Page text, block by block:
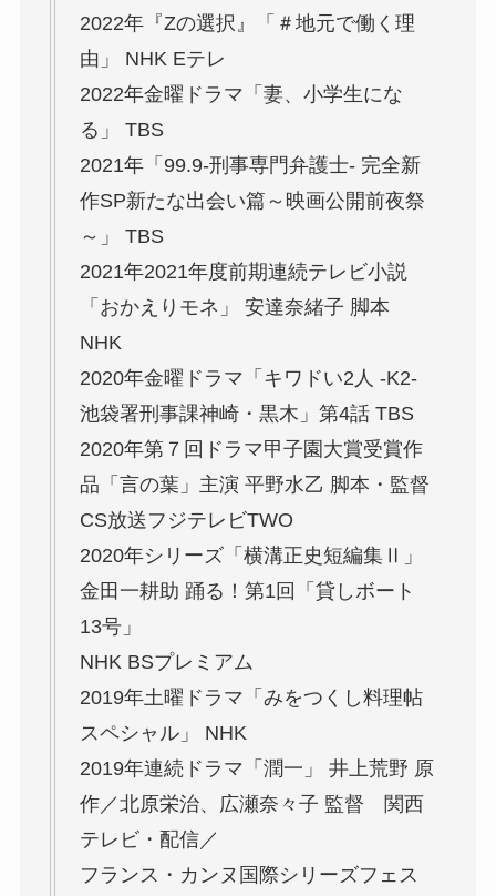
2022年『Zの選択』「＃地元で働く理
由」 NHK Eテレ
2022年金曜ドラマ「妻、小学生にな
る」 TBS
2021年「99.9-刑事専門弁護士- 完全新
作SP新たな出会い篇～映画公開前夜祭
～」 TBS
2021年2021年度前期連続テレビ小説
「おかえりモネ」 安達奈緒子 脚本
NHK
2020年金曜ドラマ「キワドい2人 -K2-
池袋署刑事課神崎・黒木」第4話 TBS
2020年第７回ドラマ甲子園大賞受賞作
品「言の葉」主演 平野水乙 脚本・監督
CS放送フジテレビTWO
2020年シリーズ「横溝正史短編集Ⅱ」
金田一耕助 踊る！第1回「貸しボート
13号」
NHK BSプレミアム
2019年土曜ドラマ「みをつくし料理帖
スペシャル」 NHK
2019年連続ドラマ「潤一」 井上荒野 原
作／北原栄治、広瀬奈々子 監督 関西
テレビ・配信／
フランス・カンヌ国際シリーズフェス